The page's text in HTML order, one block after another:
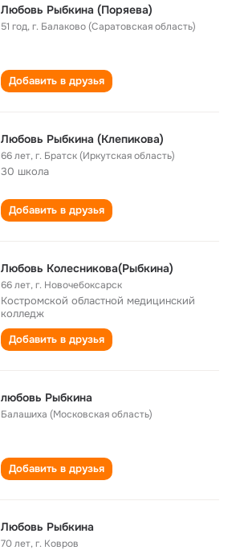
Любовь Рыбкина (Поряева)
51 год,г. Балаково (Саратовская область)
Добавить в друзья
Любовь Рыбкина (Клепикова)
66 лет,г. Братск (Иркутская область)
30 школа
Добавить в друзья
Любовь Колесникова(Рыбкина)
66 лет,г. Новочебоксарск
Костромской областной медицинский
колледж
Добавить в друзья
любовь Рыбкина
Балашиха (Московская область)
Добавить в друзья
Любовь Рыбкина
70 лет,г. Ковров